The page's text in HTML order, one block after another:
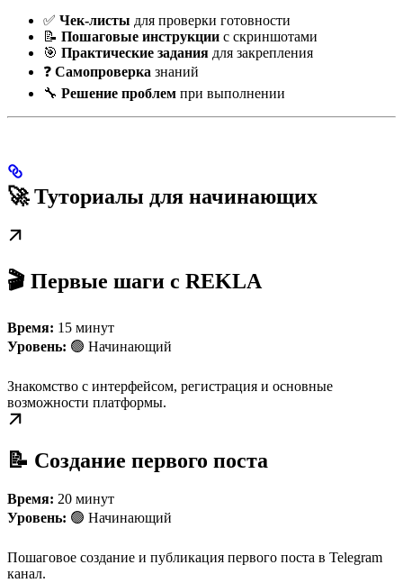
✅ Чек-листы для проверки готовности
📝 Пошаговые инструкции с скриншотами
🎯 Практические задания для закрепления
❓ Самопроверка знаний
🔧 Решение проблем при выполнении
🚀 Туториалы для начинающих
🎬 Первые шаги с REKLA
Время: 15 минут
Уровень: 🟢 Начинающий
Знакомство с интерфейсом, регистрация и основные
возможности платформы.
📝 Создание первого поста
Время: 20 минут
Уровень: 🟢 Начинающий
Пошаговое создание и публикация первого поста в Telegram
канал.